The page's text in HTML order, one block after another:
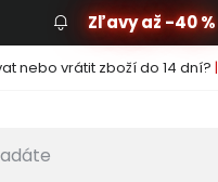
Zľavy až -40 %
nebo vrátit zboží do 14 dní? |